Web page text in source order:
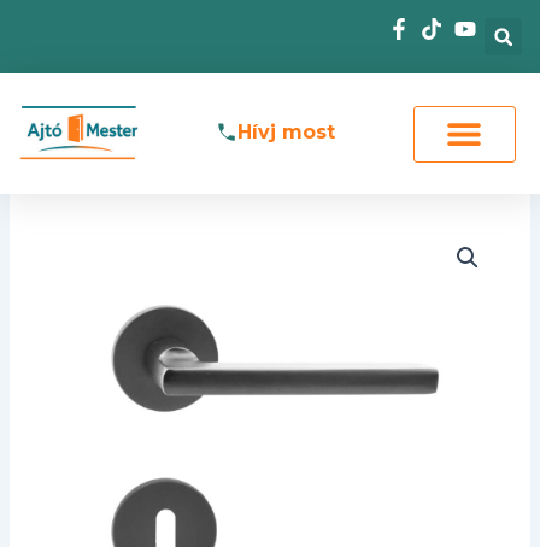
content
Hívj most